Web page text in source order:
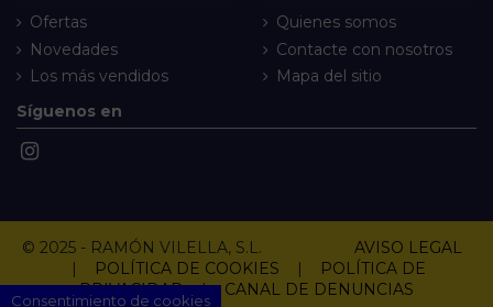
Ofertas
Novedades
Los más vendidos
Quienes somos
Contacte con nosotros
Mapa del sitio
Síguenos en
© 2025 - RAMÓN VILELLA, S.L. AVISO LEGAL
|
POLÍTICA DE COOKIES |
POLÍTICA DE
PRIVACIDAD| CANAL DE DENUNCIAS
Consentimiento de cookies